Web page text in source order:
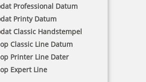
Professional Datum
Printy Datum
Classic Handstempel
Classic Line Datum
Printer Line Dater
Expert Line
Exlibris Motiv 03